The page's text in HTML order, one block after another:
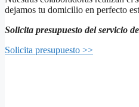
dejamos tu domicilio en perfecto
Solicita presupuesto del servicio
Solicita presupuesto >>